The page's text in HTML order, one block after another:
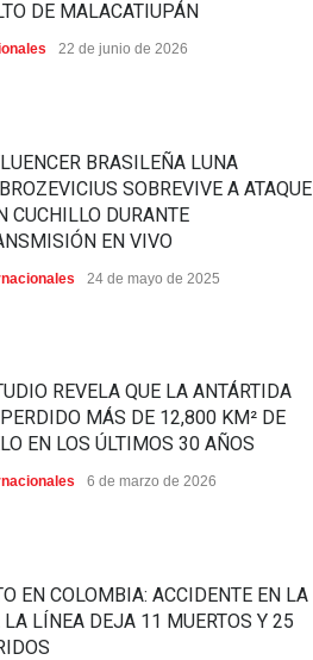
DE MALACATIUPÁN
22 de junio de 2026
BRASILEÑA LUNA
SOBREVIVE A ATAQUE
CUCHILLO DURANTE
EN VIVO
24 de mayo de 2025
REVELA QUE LA ANTÁRTIDA
MÁS DE 12,800 KM² DE
EN LOS ÚLTIMOS 30 AÑOS
6 de marzo de 2026
EN COLOMBIA: ACCIDENTE EN LA
LÍNEA DEJA 11 MUERTOS Y 25